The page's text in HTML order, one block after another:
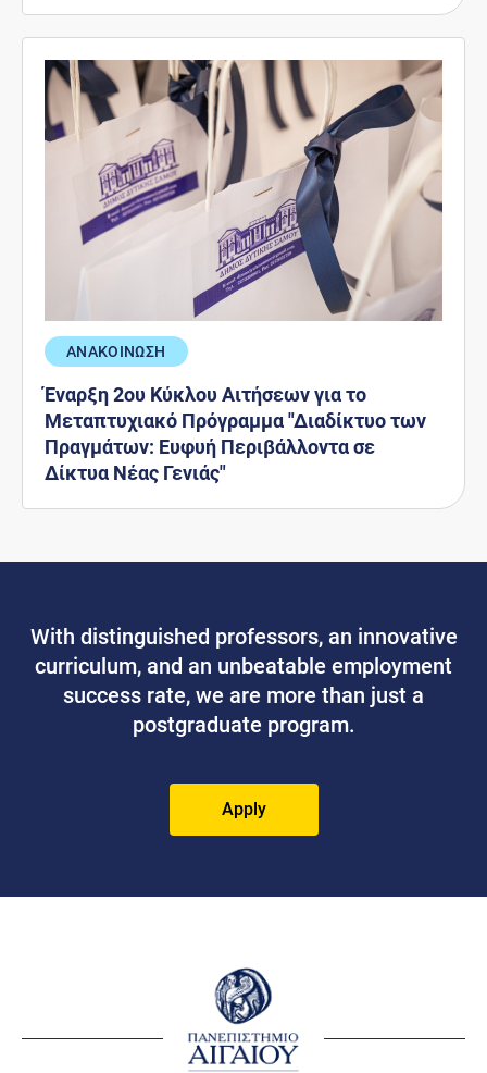
ΑΝΑΚΟΙΝΩΣΗ
Έναρξη 2ου Κύκλου Αιτήσεων για το
Μεταπτυχιακό Πρόγραμμα "Διαδίκτυο των
Πραγμάτων: Ευφυή Περιβάλλοντα σε
Δίκτυα Νέας Γενιάς"
With distinguished professors, an innovative
curriculum, and an unbeatable employment
success rate, we are more than just a
postgraduate program.
Apply